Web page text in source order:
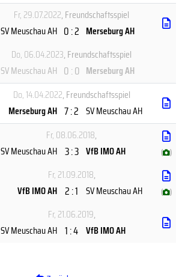
Fr, 29.07.2022, Freundschaftsspiel
SV Meuschau AH 0 : 2 Merseburg AH
Do, 06.04.2023, Freundschaftsspiel
SV Meuschau AH 0 : 0 Merseburg AH
Do, 14.04.2022, Freundschaftsspiel
Merseburg AH 7 : 2 SV Meuschau AH
Fr, 08.06.2018,
SV Meuschau AH 3 : 3 VfB IMO AH ( )
Fr, 21.09.2018,
VfB IMO AH 2 : 1 SV Meuschau AH ( )
Fr, 21.06.2019,
SV Meuschau AH 1 : 4 VfB IMO AH